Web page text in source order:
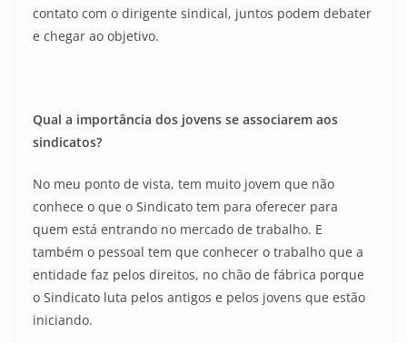
contato com o dirigente sindical, juntos podem debater
e chegar ao objetivo.
Qual a importância dos jovens se associarem aos
sindicatos?
No meu ponto de vista, tem muito jovem que não
conhece o que o Sindicato tem para oferecer para
quem está entrando no mercado de trabalho. E
também o pessoal tem que conhecer o trabalho que a
entidade faz pelos direitos, no chão de fábrica porque
o Sindicato luta pelos antigos e pelos jovens que estão
iniciando.